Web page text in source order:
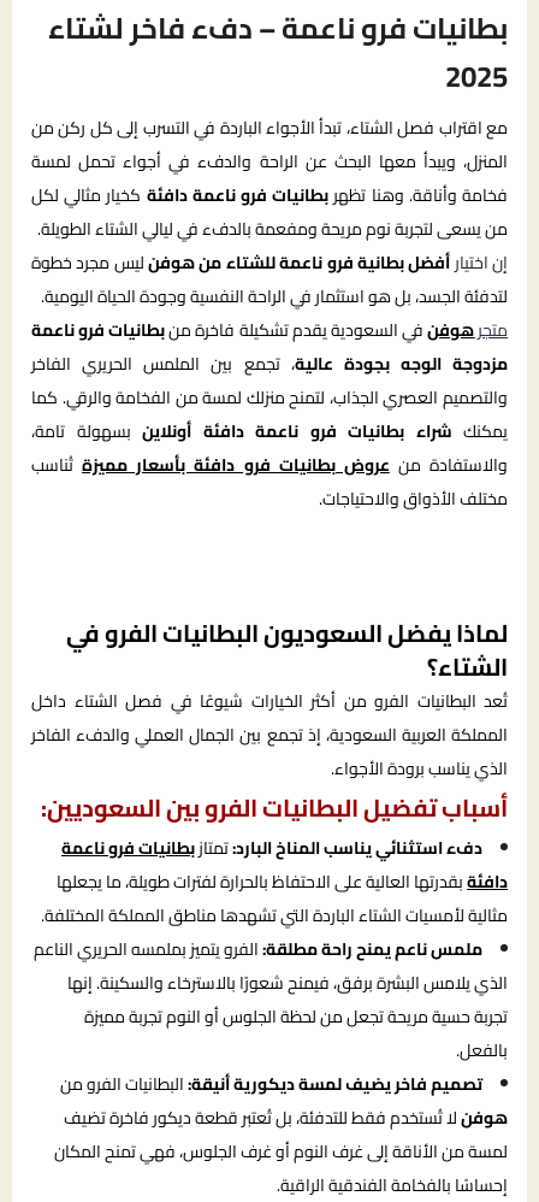
بطانيات فرو ناعمة – دفء فاخر لشتاء
2025
مع اقتراب فصل الشتاء، تبدأ الأجواء الباردة في التسرب إلى كل ركن من
المنزل، ويبدأ معها البحث عن الراحة والدفء في أجواء تحمل لمسة
فخامة وأناقة. وهنا تظهربطانيات فرو ناعمة دافئة كخيار مثالي لكل
من يسعى لتجربة نوم مريحة ومفعمة بالدفء في ليالي الشتاء الطويلة.
إن اختيارأفضل بطانية فرو ناعمة للشتاء من هوفنليس مجرد خطوة
لتدفئة الجسد، بل هو استثمار في الراحة النفسية وجودة الحياة اليومية.
متجرهوفنفي السعودية يقدم تشكيلة فاخرة منبطانيات فرو ناعمة
مزدوجة الوجه بجودة عالية، تجمع بين الملمس الحريري الفاخر
والتصميم العصري الجذاب، لتمنح منزلك لمسة من الفخامة والرقي. كما
يمكنك شراء بطانيات فرو ناعمة دافئة أونلاين بسهولة تامة،
والاستفادة منعروض بطانيات فرو دافئة بأسعار مميزةتُناسب
مختلف الأذواق والاحتياجات.
لماذا يفضل السعوديون البطانيات الفرو في
الشتاء؟
تُعد البطانيات الفرو من أكثر الخيارات شيوعًا في فصل الشتاء داخل
المملكة العربية السعودية، إذ تجمع بين الجمال العملي والدفء الفاخر
الذي يناسب برودة الأجواء.
أسباب تفضيل البطانيات الفرو بين السعوديين:
دفء استثنائي يناسب المناخ البارد:تمتازبطانيات فرو ناعمة
دافئةبقدرتها العالية على الاحتفاظ بالحرارة لفترات طويلة، ما يجعلها
مثالية لأمسيات الشتاء الباردة التي تشهدها مناطق المملكة المختلفة.
ملمس ناعم يمنح راحة مطلقة:الفرو يتميز بملمسه الحريري الناعم
الذي يلامس البشرة برفق، فيمنح شعورًا بالاسترخاء والسكينة. إنها
تجربة حسية مريحة تجعل من لحظة الجلوس أو النوم تجربة مميزة
بالفعل.
تصميم فاخر يضيف لمسة ديكورية أنيقة:البطانيات الفرو من
هوفنلا تُستخدم فقط للتدفئة، بل تُعتبر قطعة ديكور فاخرة تضيف
لمسة من الأناقة إلى غرف النوم أو غرف الجلوس، فهي تمنح المكان
إحساسًا بالفخامة الفندقية الراقية.